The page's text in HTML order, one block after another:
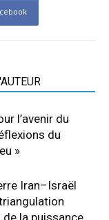
l’avenir du
du
»
Iran–Israël